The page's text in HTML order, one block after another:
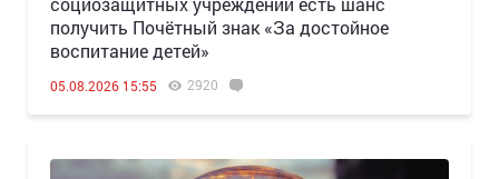
получить Почётный знак «За достойное
воспитание детей»
05.08.2026 15:55 2920